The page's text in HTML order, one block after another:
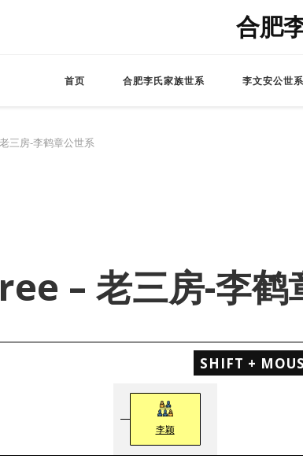
合肥
首页 合肥李氏家族世系 李文安公世系
三房-李鹤章公世系
– 老三房-李鹤
SHIFT +
李颖